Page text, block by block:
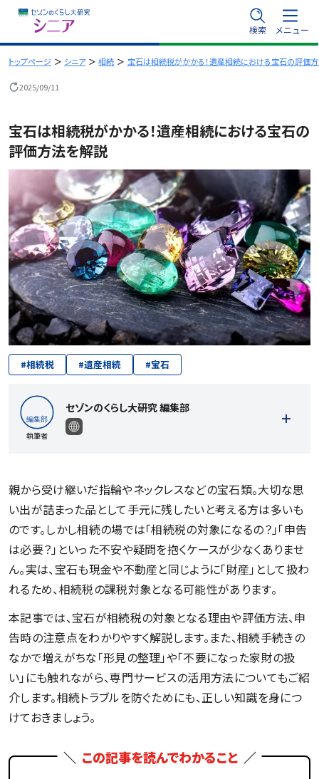
容
を
プ
検索 メニュー
トップページ シニア 相続 宝石は相続税がかかる！遺産相続における宝石の評価
2025/09/11
宝石は相続税がかかる！遺産相続における宝石の
評価方法を解説
#相続税 #遺産相続 #宝石
執筆者
セゾンのくらし大研究 編集部
記事一覧を見る
親から受け継いだ指輪やネックレスなどの宝石類。大切な思
い出が詰まった品として手元に残したいと考える方は多いも
のです。しかし相続の場では「相続税の対象になるの？」「申告
は必要？」といった不安や疑問を抱くケースが少なくありませ
ん。実は、宝石も現金や不動産と同じように「財産」として扱わ
れるため、相続税の課税対象となる可能性があります。
本記事では、宝石が相続税の対象となる理由や評価方法、申
告時の注意点をわかりやすく解説します。また、相続手続きの
なかで増えがちな「形見の整理」や「不要になった家財の扱
い」にも触れながら、専門サービスの活用方法についてもご紹
介します。相続トラブルを防ぐためにも、正しい知識を身につ
けておきましょう。
この記事を読んでわかること